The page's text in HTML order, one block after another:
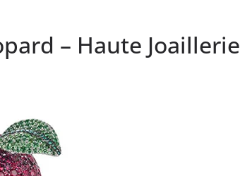
– Haute Joaillerie